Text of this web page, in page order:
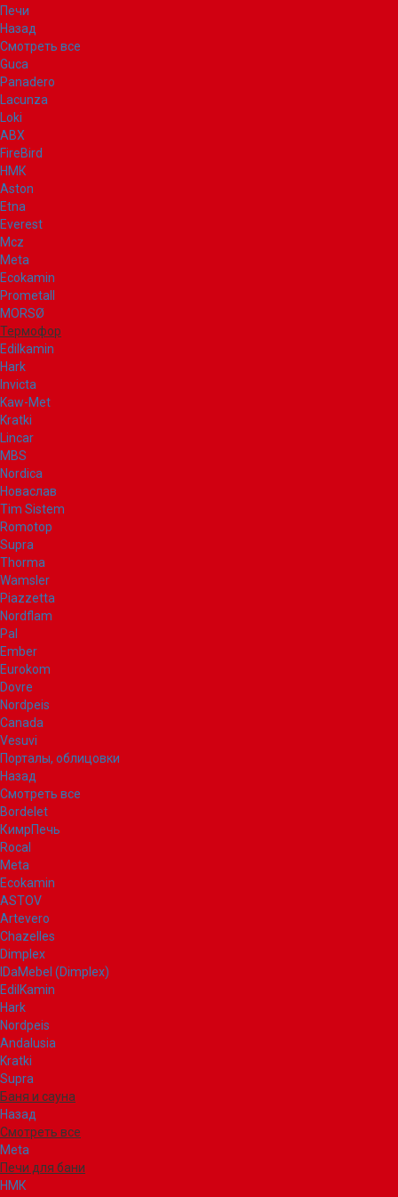
Печи
Назад
Смотреть все
Guca
Panadero
Lacunza
Loki
ABX
FireBird
НМК
Aston
Etna
Everest
Mcz
Meta
Ecokamin
Prometall
MORSØ
Термофор
Edilkamin
Hark
Invicta
Kaw-Met
Kratki
Lincar
MBS
Nordica
Новаслав
Tim Sistem
Romotop
Supra
Thorma
Wamsler
Piazzetta
Nordflam
Pal
Ember
Eurokom
Dovre
Nordpeis
Canada
Vesuvi
Порталы, облицовки
Назад
Смотреть все
Bordelet
КимрПечь
Rocal
Meta
Ecokamin
ASTOV
Artevero
Chazelles
Dimplex
IDaMebel (Dimplex)
EdilKamin
Hark
Nordpeis
Andalusia
Kratki
Supra
Баня и сауна
Назад
Смотреть все
Meta
Печи для бани
НМК